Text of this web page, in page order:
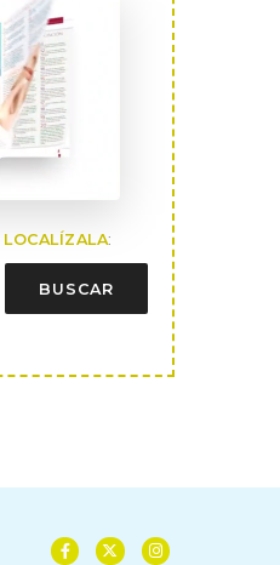
LOCALÍZALA:
BUSCAR